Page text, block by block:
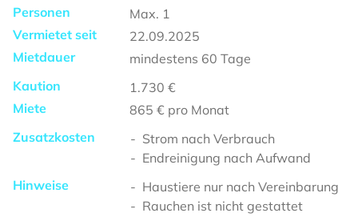
Personen
Max. 1
Vermietet seit
22.09.2025
Mietdauer
mindestens 60 Tage
Kaution
1.730 €
Miete
865 € pro Monat
Zusatzkosten
Strom nach Verbrauch
Endreinigung nach Aufwand
Hinweise
Haustiere nur nach Vereinbarung
Rauchen ist nicht gestattet